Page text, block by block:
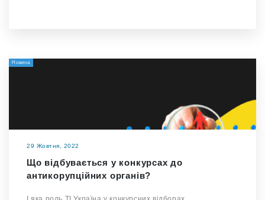
Новина
29 Жовтня, 2022
Що відбувається у конкурсах до
антикорупційних органів?